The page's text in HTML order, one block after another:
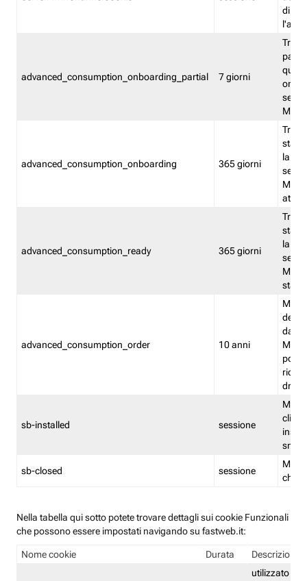
advanced_consumption_onboarding_partial 7 giorni
advanced_consumption_onboarding 365 giorni
stata
la
advanced_consumption_ready 365 giorni
stata
la
stato
advanced_consumption_order 10 anni
delle
sb-installed sessione
sb-closed sessione
Nella tabella qui sotto potete trovare dettagli sui cookie Funzionali
che possono essere impostati navigando su fastweb.it:
Nome cookie Durata Descrizione
utilizzato per